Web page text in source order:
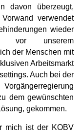
davon überzeugt,
verwendet
wieder
vor unserem
der Menschen mit
Arbeitsmarkt
Auch bei der
dem gewünschten
gekommen.
mich ist der KOBV